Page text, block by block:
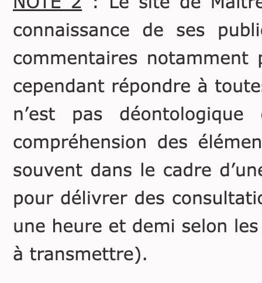
troubles mnésiques, une
désorientation temporo-
spaciale et plus
généralement une perte
d’autonomie nécessitant
sinon l’aide d’une tierce
personne à temps plein, le
placement en institut
spécialisé (s’il existe dans
le département considéré).